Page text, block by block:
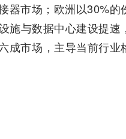
市场；欧洲以30%的
施与数据中心建设提速
成市场，主导当前行业